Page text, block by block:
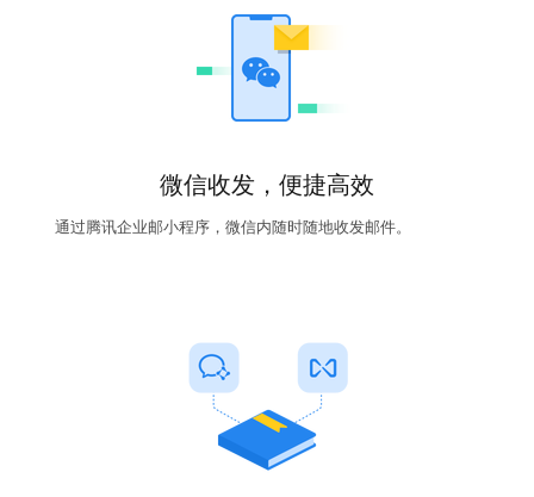
微信收发，便捷高效
通过腾讯企业邮小程序，微信内随时随地收发邮件。